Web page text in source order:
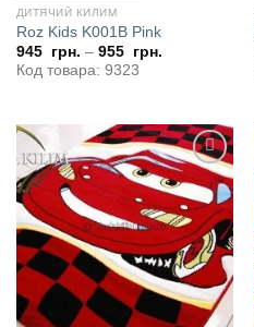
ДИТЯЧИЙ КИЛИМ
Roz Kids K001B Pink
945 грн. – 955 грн.
Код товара: 9323
Додати
до
обраного